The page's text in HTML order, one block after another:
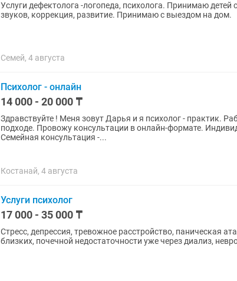
Услуги дефектолога -логопеда, психолога. Принимаю детей
звуков, коррекция, развитие. Принимаю с выездом на дом.
Семей, 4 августа
Психолог - онлайн
14 000 - 20 000 ₸
Здравствуйте ! Меня зовут Дарья и я психолог - практик.
подходе. Провожу консультации в онлайн-формате. Индивидуальная консультация - 14000тг.
Семейная консультация -...
Костанай, 4 августа
Услуги психолог
17 000 - 35 000 ₸
Стресс, депрессия, тревожное расстройство, паническая
близких, почечной недостаточности уже через диализ,